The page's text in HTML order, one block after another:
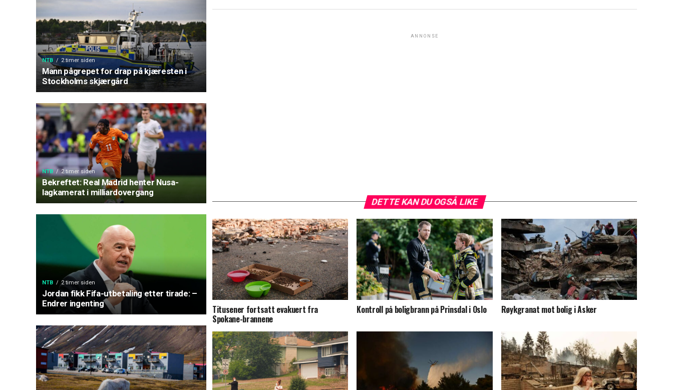
NTB 2 timer siden
Mann pågrepet for drap på kjæresten i
Stockholms skjærgård
NTB 2 timer siden
Bekreftet: Real Madrid henter Nusa-
lagkamerat i milliardovergang
NTB 2 timer siden
Jordan fikk Fifa-utbetaling etter tirade: –
Endrer ingenting
ANNONSE
DETTE KAN DU OGSÅ LIKE
Titusener fortsatt evakuert fra
Spokane-brannene
Kontroll på boligbrann på Prinsdal i Oslo Røykgranat mot bolig i Asker